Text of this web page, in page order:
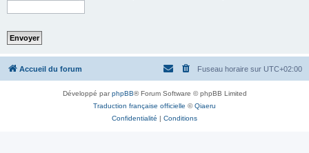
Accueil du forum Fuseau horaire sur UTC+02:00
Développé parphpBB® Forum Software © phpBB Limited
Traduction française officielle ©Qiaeru
Confidentialité | Conditions